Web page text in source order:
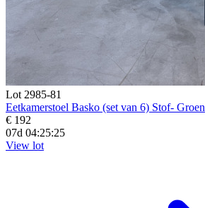
Lot 2985-81
Eetkamerstoel Basko (set van 6) Stof- Groen
€ 192
07d 04:25:23
View lot